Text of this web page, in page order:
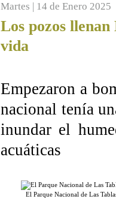
Martes | 14 de Enero 2025
Los pozos
vida
Empezaron a
nacional tenía
inundar el
acuáticas
El Parque Nacional de Las